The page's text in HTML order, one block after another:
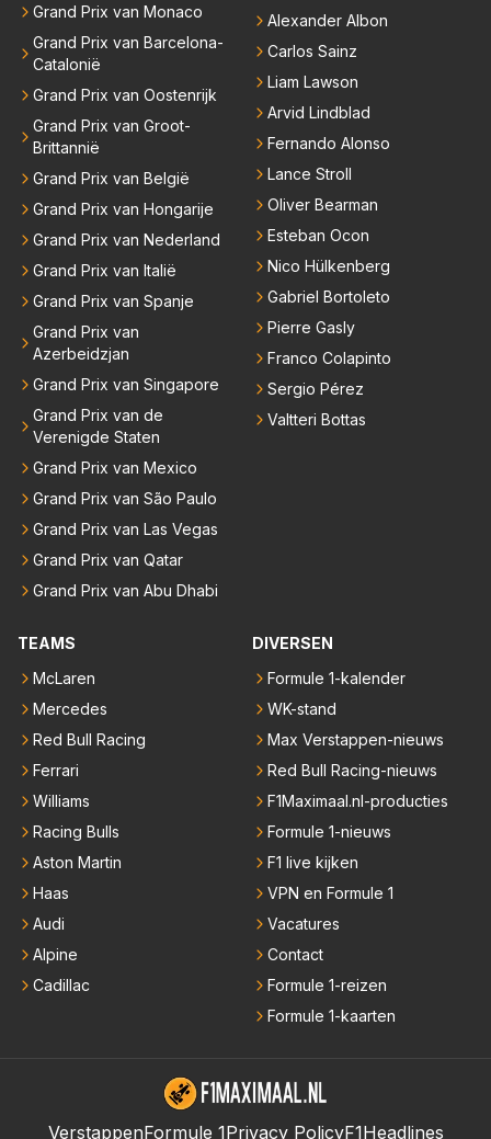
Grand Prix van Monaco
Grand Prix van Barcelona-
Catalonië
Grand Prix van Oostenrijk
Grand Prix van Groot-
Brittannië
Grand Prix van België
Grand Prix van Hongarije
Grand Prix van Nederland
Grand Prix van Italië
Grand Prix van Spanje
Grand Prix van
Azerbeidzjan
Grand Prix van Singapore
Grand Prix van de
Verenigde Staten
Grand Prix van Mexico
Grand Prix van São Paulo
Grand Prix van Las Vegas
Grand Prix van Qatar
Grand Prix van Abu Dhabi
Alexander Albon
Carlos Sainz
Liam Lawson
Arvid Lindblad
Fernando Alonso
Lance Stroll
Oliver Bearman
Esteban Ocon
Nico Hülkenberg
Gabriel Bortoleto
Pierre Gasly
Franco Colapinto
Sergio Pérez
Valtteri Bottas
TEAMS
McLaren
Mercedes
Red Bull Racing
Ferrari
Williams
Racing Bulls
Aston Martin
Haas
Audi
Alpine
Cadillac
DIVERSEN
Formule 1-kalender
WK-stand
Max Verstappen-nieuws
Red Bull Racing-nieuws
F1Maximaal.nl-producties
Formule 1-nieuws
F1 live kijken
VPN en Formule 1
Vacatures
Contact
Formule 1-reizen
Formule 1-kaarten
VerstappenFormule 1Privacy PolicyF1Headlines